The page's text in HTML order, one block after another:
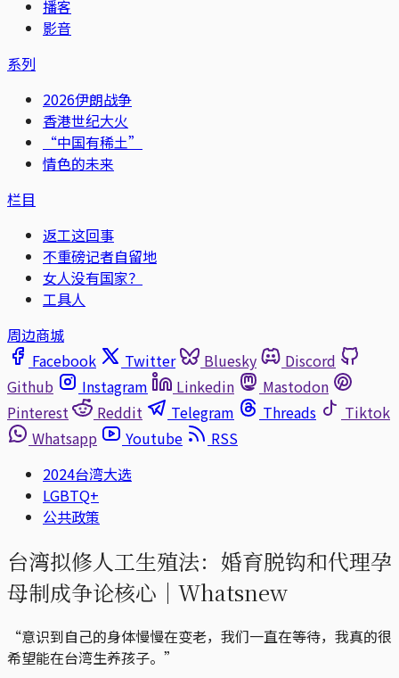
播客
影音
系列
2026伊朗战争
香港世纪大火
“中国有稀土”
情色的未来
栏目
返工这回事
不重磅记者自留地
女人没有国家？
工具人
周边商城
Facebook
Twitter Bluesky
Discord
Github
Instagram Linkedin
Mastodon
Pinterest
Reddit Telegram Threads
Tiktok
Whatsapp
Youtube
RSS
2024台湾大选
LGBTQ+
公共政策
台湾拟修人工生殖法：婚育脱钩和代理孕
母制成争论核心｜Whatsnew
“意识到自己的身体慢慢在变老，我们一直在等待，我真的很
希望能在台湾生养孩子。”